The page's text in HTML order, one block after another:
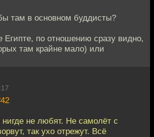
там в основном буддисты?
Египте, по отношению сразу видно,
там крайне мало) или
не любят. Не самолёт с
так ухо отрежут. Всё